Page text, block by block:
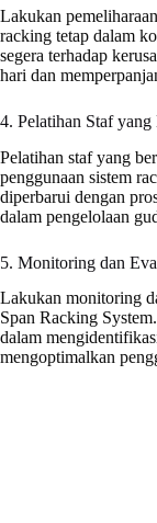
Lakukan
racking tetap dalam
segera terhadap
hari dan
4. Pelatihan Staf
Pelatihan staf yang
penggunaan sistem
diperbarui dengan
dalam pengelolaan
5. Monitoring dan
Lakukan monitoring
Span Racking
dalam
mengoptimalkan